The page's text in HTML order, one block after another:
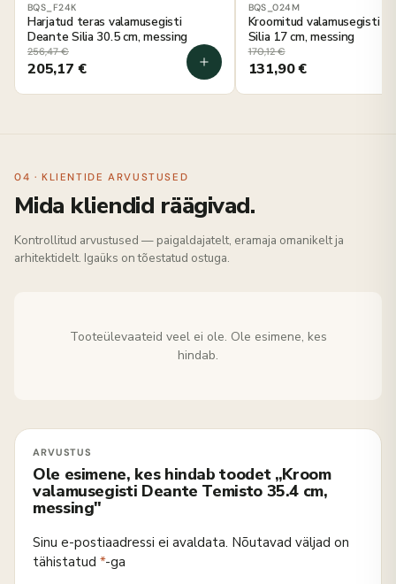
BQS_F24K
Harjatud teras valamusegisti
Deante Silia 30.5 cm, messing
256,47€
205,17 €
BQS_024M
Kroomitud valamusegisti
Silia 17 cm, messing
170,12€
131,90€
04 · KLIENTIDE ARVUSTUSED
Mida kliendid räägivad.
Kontrollitud arvustused — paigaldajatelt, eramaja omanikelt ja
arhitektidelt. Igaüks on tõestatud ostuga.
Tooteülevaateid veel ei ole. Ole esimene, kes
hindab.
Ole esimene, kes hindab toodet „Kroom
valamusegisti Deante Temisto 35.4 cm,
messing"
Sinu e-postiaadressi ei avaldata. Nõutavad väljad on
tähistatud *-ga